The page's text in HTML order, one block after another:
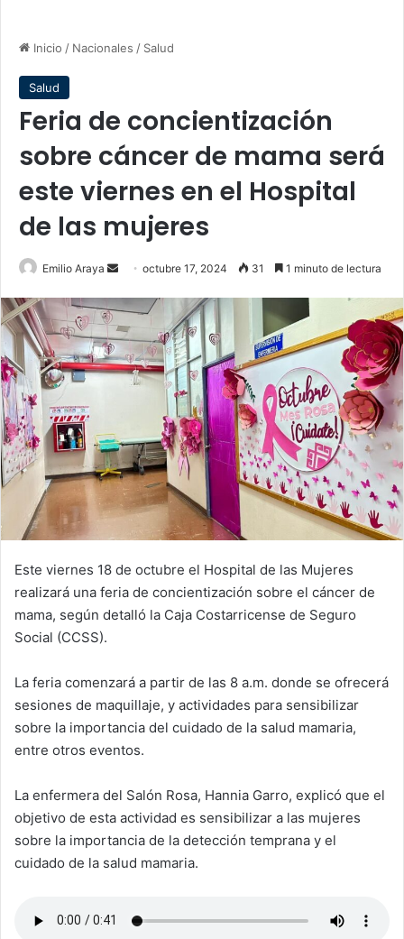
Inicio / Nacionales / Salud
Salud
Feria de concientización
sobre cáncer de mama será
este viernes en el Hospital
de las mujeres
Emilio Araya
Send
email
octubre 17, 2024 31 1 minuto de lectura
Este viernes 18 de octubre el Hospital de las Mujeres
realizará una feria de concientización sobre el cáncer de
mama, según detalló la Caja Costarricense de Seguro
Social (CCSS).
La feria comenzará a partir de las 8 a.m. donde se ofrecerá
sesiones de maquillaje, y actividades para sensibilizar
sobre la importancia del cuidado de la salud mamaria,
entre otros eventos.
La enfermera del Salón Rosa, Hannia Garro, explicó que el
objetivo de esta actividad es sensibilizar a las mujeres
sobre la importancia de la detección temprana y el
cuidado de la salud mamaria.